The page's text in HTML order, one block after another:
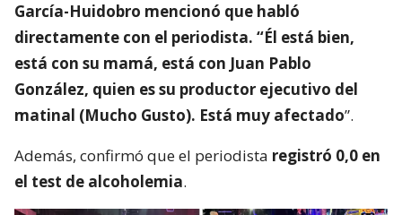
García-Huidobro mencionó que habló
directamente con el periodista. “Él está bien,
está con su mamá, está con Juan Pablo
González, quien es su productor ejecutivo del
matinal (Mucho Gusto). Está muy afectado”.
Además, confirmó que el periodista registró 0,0 en
el test de alcoholemia.